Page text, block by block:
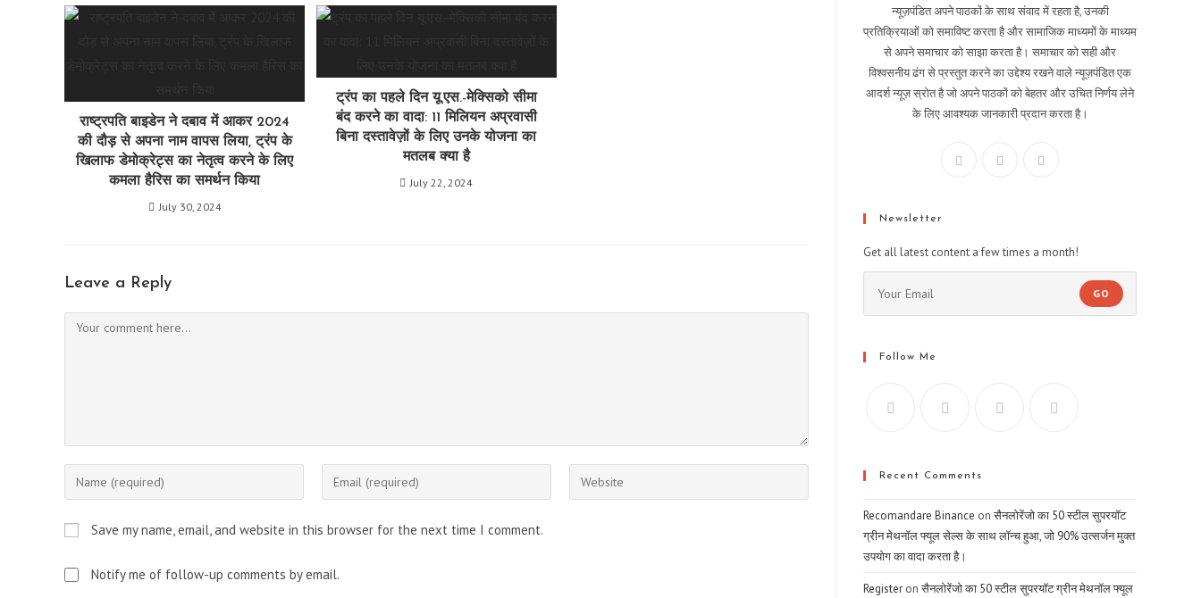
राष्ट्रपति बाइडेन ने दबाव में आकर 2024
की दौड़ से अपना नाम वापस लिया, ट्रंप के
खिलाफ डेमोक्रेट्स का नेतृत्व करने के लिए
कमला हैरिस का समर्थन किया
July 30, 2024
ट्रंप का पहले दिन यू.एस.-मेक्सिको सीमा
बंद करने का वादा: 11 मिलियन अप्रवासी
बिना दस्तावेज़ों के लिए उनके योजना का
मतलब क्या है
July 22, 2024
Leave a Reply
Comment
Enter
your
or
to
Enter
your
Enter
your
Save my name, email, and website in this browser for the next time I comment.
Notify me of follow-up comments by email.
न्यूज़पंडित अपने पाठकों के साथ संवाद में रहता है, उनकी
प्रतिक्रियाओं को समाविष्ट करता है और सामाजिक माध्यमों के माध्यम
से अपने समाचार को साझा करता है। समाचार को सही और
विश्वसनीय ढंग से प्रस्तुत करने का उद्देश्य रखने वाले न्यूज़पंडित एक
आदर्श न्यूज़ स्रोत है जो अपने पाठकों को बेहतर और उचित निर्णय लेने
के लिए आवश्यक जानकारी प्रदान करता है।
Newsletter
Get all latest content a few times a month!
GO
Follow Me
Recent Comments
Recomandare Binance onसैनलोरेंजो का 50 स्टील सुपरयॉट
ग्रीन मेथनॉल फ्यूल सेल्स के साथ लॉन्च हुआ, जो 90% उत्सर्जन मुक्त
उपयोग का वादा करता है।
Register onसैनलोरेंजो का 50 स्टील सुपरयॉट ग्रीन मेथनॉल फ्यूल